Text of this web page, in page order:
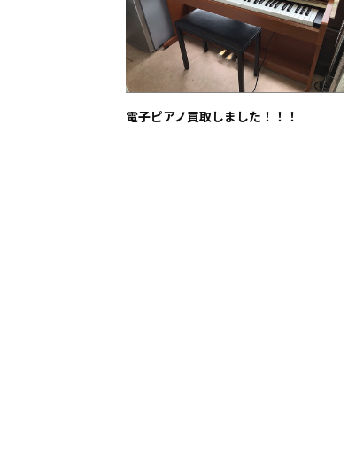
電子ピアノ買取しました！！！